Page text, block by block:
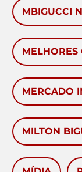
MBIGUCCI
MELHORES
MERCADO
MILTON